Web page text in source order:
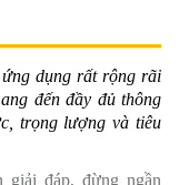
dụng rất rộng rãi
đến đầy đủ thông
trọng lượng và tiêu
giải đáp, đừng ngần